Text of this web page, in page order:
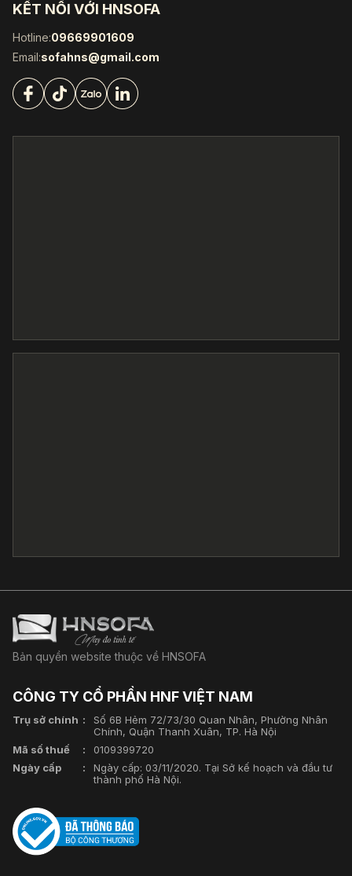
KẾT NỐI VỚI HNSOFA
Hotline:09669901609
Email:sofahns@gmail.com
Bản quyền website thuộc về HNSOFA
CÔNG TY CỔ PHẦN HNF VIỆT NAM
Trụ sở chính
Số 6B Hẻm 72/73/30 Quan Nhân, Phường Nhân
Chính, Quận Thanh Xuân, TP. Hà Nội
Mã số thuế
0109399720
Ngày cấp
Ngày cấp: 03/11/2020. Tại Sở kế hoạch và đầu tư
thành phố Hà Nội.